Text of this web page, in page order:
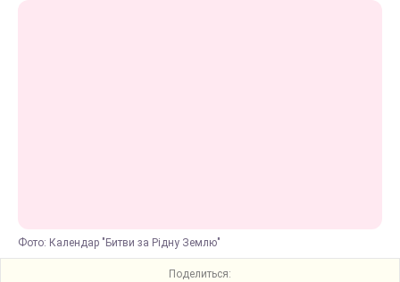
Фото: Календар "Битви за Рідну Землю"
Поделиться: